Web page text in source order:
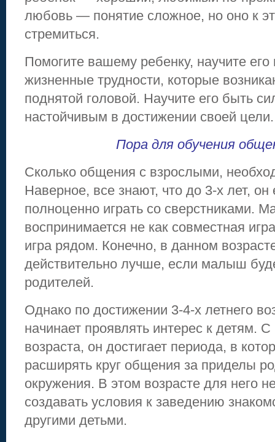
любовь — понятие сложное, но оно к
стремиться.
Помогите вашему ребенку, научите его
жизненные трудности, которые
поднятой головой. Научите его быть
настойчивым в достижении своей цели.
Пора для обучения
Сколько общения с взрослыми,
Наверное, все знают, что до 3-х лет,
полноценно играть со сверстниками.
воспринимается не как совместная
игра рядом. Конечно, в данном
действительно лучше, если малыш
родителей.
Однако по достижении 3-4-х летнего
начинает проявлять интерес к детям. С
возраста, он достигает периода, в
расширять круг общения за приделы
окружения. В этом возрасте для него
создавать условия к заведению
другими детьми.